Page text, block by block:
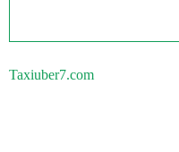
Taxiuber7.com